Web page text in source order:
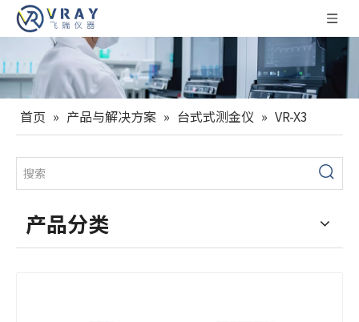
首页 » 产品与解决方案 » 台式式测金仪 » VR-X3
产品分类